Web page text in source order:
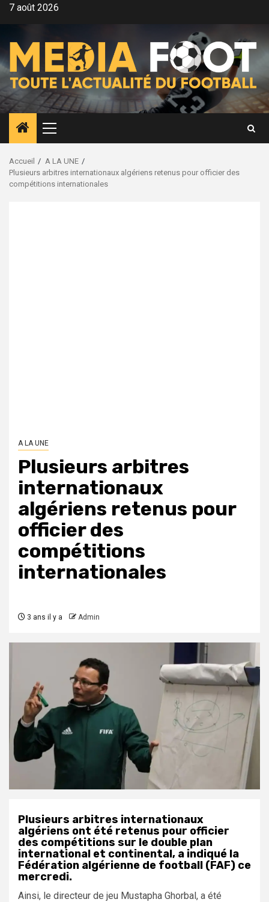
Aller7 août 2026
Menu
principal
Accueil
A LA UNE
Plusieurs arbitres internationaux algériens retenus pour officier des
compétitions internationales
A LA UNE
Plusieurs arbitres
internationaux
algériens retenus pour
officier des
compétitions
internationales
3 ans il y a Admin
Plusieurs arbitres internationaux
algériens ont été retenus pour officier
des compétitions sur le double plan
international et continental, a indiqué la
Fédération algérienne de football (FAF) ce
mercredi.
Ainsi, le directeur de jeu Mustapha Ghorbal, a été